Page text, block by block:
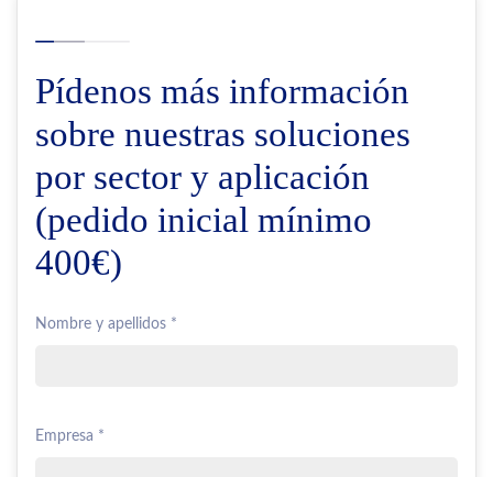
Pídenos más información
sobre nuestras soluciones
por sector y aplicación
(pedido inicial mínimo
400€)
Nombre y apellidos *
Empresa *